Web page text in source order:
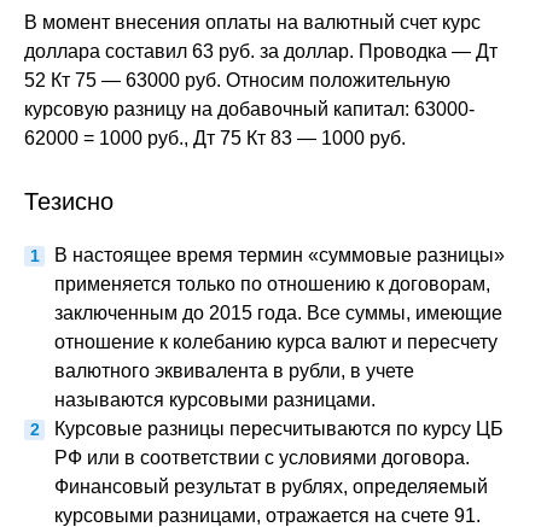
В момент внесения оплаты на валютный счет курс
доллара составил 63 руб. за доллар. Проводка — Дт
52 Кт 75 — 63000 руб. Относим положительную
курсовую разницу на добавочный капитал: 63000-
62000 = 1000 руб., Дт 75 Кт 83 — 1000 руб.
Тезисно
В настоящее время термин «суммовые разницы»
применяется только по отношению к договорам,
заключенным до 2015 года. Все суммы, имеющие
отношение к колебанию курса валют и пересчету
валютного эквивалента в рубли, в учете
называются курсовыми разницами.
Курсовые разницы пересчитываются по курсу ЦБ
РФ или в соответствии с условиями договора.
Финансовый результат в рублях, определяемый
курсовыми разницами, отражается на счете 91.